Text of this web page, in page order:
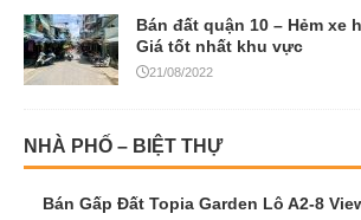
Bán đất quận 10 – Hẻm xe
Giá tốt nhất khu vực
21/08/2022
NHÀ PHỐ – BIỆT THỰ
Bán Gấp Đất Topia Garden Lô A2-8